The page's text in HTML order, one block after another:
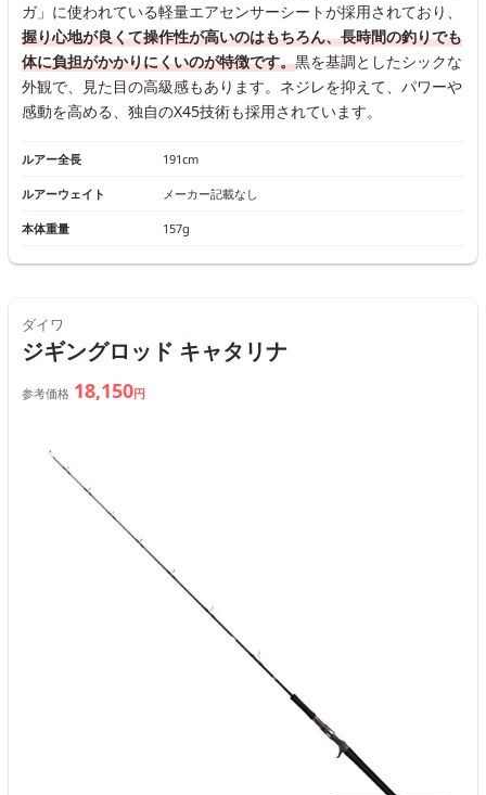
ガ」に使われている軽量エアセンサーシートが採用されており、
握り心地が良くて操作性が高いのはもちろん、長時間の釣りでも
体に負担がかかりにくいのが特徴です。黒を基調としたシックな
外観で、見た目の高級感もあります。ネジレを抑えて、パワーや
感動を高める、独自のX45技術も採用されています。
ルアー全長 191cm
ルアーウェイト メーカー記載なし
本体重量 157g
ダイワ
ジギングロッド キャタリナ
参考価格 18,150円